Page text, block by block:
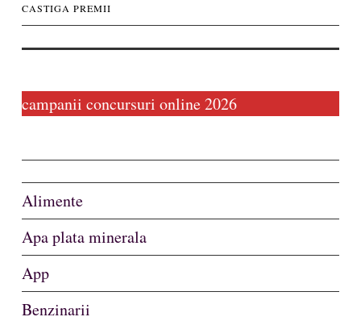
Concursuri
CASTIGA PREMII
campanii concursuri online 2026
Alimente
Apa plata minerala
App
Benzinarii